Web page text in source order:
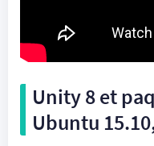
Unity 8 et
Ubuntu